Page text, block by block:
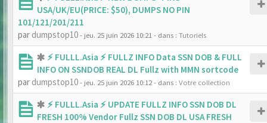
USA/UK/EU(PRICE: $50), DUMPS NO PIN
101/121/201/211
par dumpstop10- jeu. 25 juin 2026 10:21 - dans : Tutoriels
⚡ FULLL.Asia ⚡ FULLZ INFO Data SSN DOB & FULL
INFO ON SSNDOB REAL DL Fullz with MMN sortcode
par dumpstop10- jeu. 25 juin 2026 10:12- dans : Votre collection
⚡ FULLL.Asia ⚡ UPDATE FULLZ INFO SSN DOB DL
FRESH 100% Vendor Fullz SSN DOB DL USA FRESH